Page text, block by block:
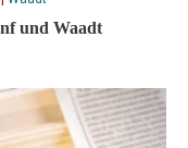
und Waadt